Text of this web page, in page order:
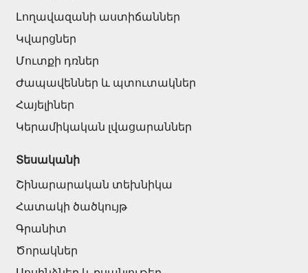
Լողավազանի աստիճաններ
Կվարցներ
Մուտքի դռներ
Ժապավեններ և պտուտակներ
Հայելիներ
Կերամիկական լվացարաններ
Տեսականի
Շինարարական տեխնիկա
Հատակի ծածկույթ
Գրանիտ
Ծորակներ